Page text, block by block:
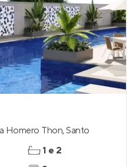
Homero Thon,Santo
1 e 2